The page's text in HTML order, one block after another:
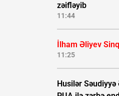
zəifləyib
11:44
İlham Əliyev
11:25
Husilər